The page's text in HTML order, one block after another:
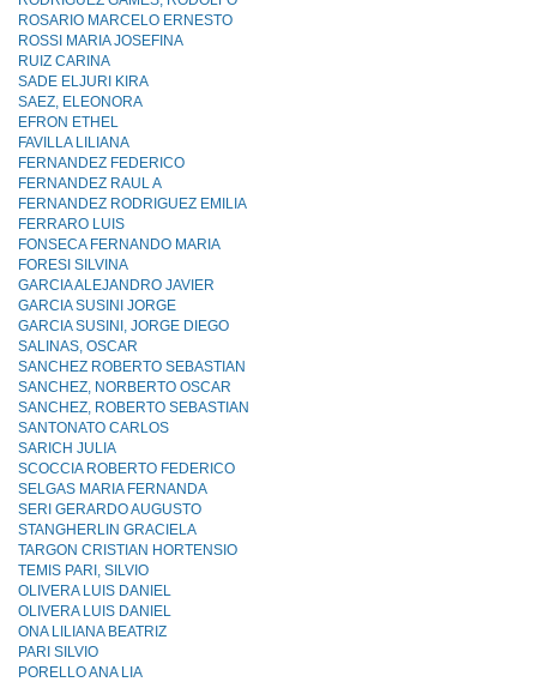
ROSARIO MARCELO ERNESTO
ROSSI MARIA JOSEFINA
RUIZ CARINA
SADE ELJURI KIRA
SAEZ, ELEONORA
EFRON ETHEL
FAVILLA LILIANA
FERNANDEZ FEDERICO
FERNANDEZ RAUL A
FERNANDEZ RODRIGUEZ EMILIA
FERRARO LUIS
FONSECA FERNANDO MARIA
FORESI SILVINA
GARCIA ALEJANDRO JAVIER
GARCIA SUSINI JORGE
GARCIA SUSINI, JORGE DIEGO
SALINAS, OSCAR
SANCHEZ ROBERTO SEBASTIAN
SANCHEZ, NORBERTO OSCAR
SANCHEZ, ROBERTO SEBASTIAN
SANTONATO CARLOS
SARICH JULIA
SCOCCIA ROBERTO FEDERICO
SELGAS MARIA FERNANDA
SERI GERARDO AUGUSTO
STANGHERLIN GRACIELA
TARGON CRISTIAN HORTENSIO
TEMIS PARI, SILVIO
OLIVERA LUIS DANIEL
OLIVERA LUIS DANIEL
ONA LILIANA BEATRIZ
PARI SILVIO
PORELLO ANA LIA